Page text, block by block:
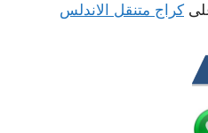
كراج متنقل الاندلس